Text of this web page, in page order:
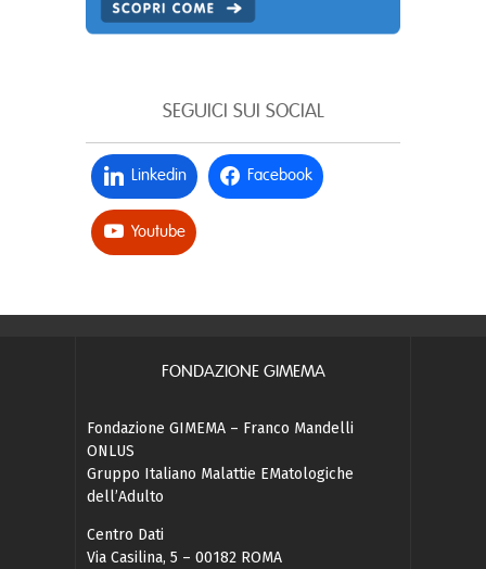
SEGUICI SUI SOCIAL
Linkedin Facebook
Youtube
FONDAZIONE GIMEMA
Fondazione GIMEMA – Franco Mandelli
ONLUS
Gruppo Italiano Malattie EMatologiche
dell’Adulto
Centro Dati
Via Casilina, 5 – 00182 ROMA